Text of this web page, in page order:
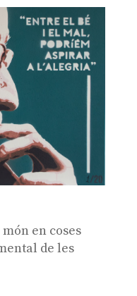
en coses
de les